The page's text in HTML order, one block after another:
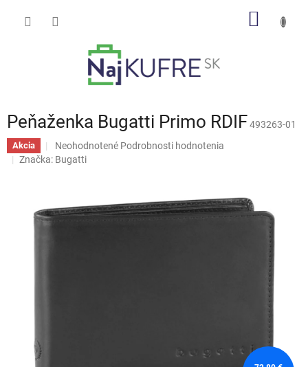
Peňaženka Bugatti Primo RDIF493263-01
Akcia
Priemerné
hodnotenie
z
Neohodnotené Podrobnosti hodnotenia
Značka: Bugatti